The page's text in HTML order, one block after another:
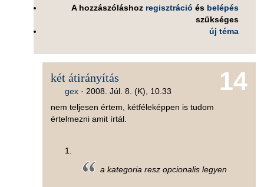
A hozzászóláshoz regisztráció és belépés
szükséges
új téma
14
két átirányítás
gex· 2008. Júl. 8. (K), 10.33
nem teljesen értem, kétféleképpen is tudom
értelmezni amit írtál.
a kategoria resz opcionalis legyen